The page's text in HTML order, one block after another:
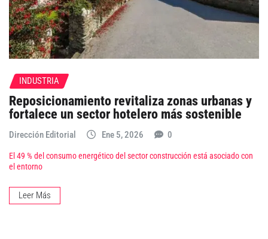
INDUSTRIA
Reposicionamiento revitaliza zonas urbanas y
fortalece un sector hotelero más sostenible
Dirección Editorial Ene 5, 2026 0
El 49 % del consumo energético del sector construcción está asociado con
el entorno
Leer Más